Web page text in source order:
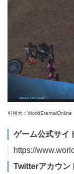
引用元：
ゲーム公式サイ
https://
Twitterアカウン